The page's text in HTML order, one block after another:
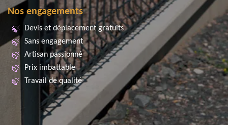
Nos engagements
Devis et déplacement gratuits
Sans engagement
Artisan passionné
Prix imbattable
Travail de qualité